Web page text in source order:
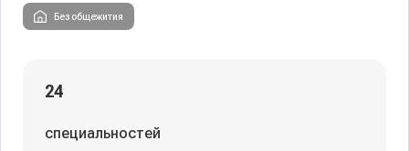
Без общежития
24
специальностей